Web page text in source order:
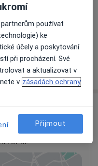
nejsou k dispozici
žádné informace o
787 52
používat
ke
účely a poskytování
při procházení. Své
a aktualizovat v
v zásadách ochrany
Přijmout